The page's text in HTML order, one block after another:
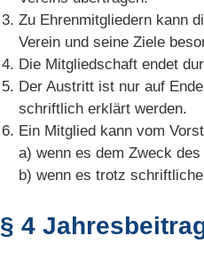
Zu Ehrenmitgliedern kann
Verein und seine Ziele
Die Mitgliedschaft endet
Der Austritt ist nur auf
schriftlich erklärt werden.
Ein Mitglied kann vom
a) wenn es dem Zweck
b) wenn es trotz
§ 4